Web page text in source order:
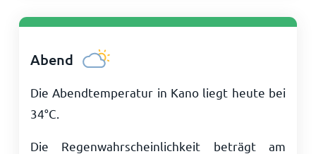
Abend
Die Abendtemperatur in Kano liegt heute bei
34°C
Die Regenwahrscheinlichkeit beträgt am